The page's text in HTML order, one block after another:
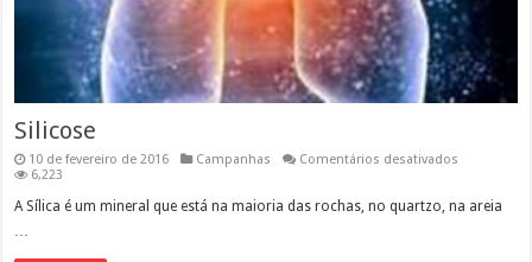
Silicose
10 de fevereiro de 2016 Campanhas Comentários desativados
6,223
A Sílica é um mineral que está na maioria das rochas, no quartzo, na areia